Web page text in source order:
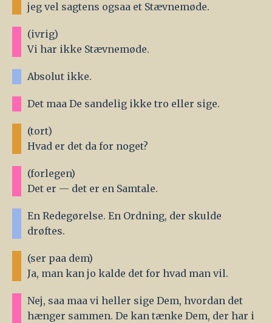
jeg vel sagtens ogsaa et Stævnemøde.
(ivrig)
Vi har ikke Stævnemøde.
Absolut ikke.
Det maa De sandelig ikke tro eller sige.
(tort)
Hvad er det da for noget?
(forlegen)
Det er — det er en Samtale.
En Redegørelse. En Ordning, der skulde
drøftes.
(ser paa dem)
Ja, man kan jo kalde det for hvad man vil.
Nej, saa maa vi heller sige Dem, hvordan det
hænger sammen. De kan tænke Dem, der har i